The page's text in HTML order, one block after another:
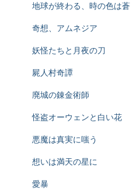
地球が終わる、時の色は蒼
奇想、アムネジア
妖怪たちと月夜の刀
屍人村奇譚
廃城の錬金術師
怪盗オーウェンと白い花
悪魔は真実に嗤う
想いは満天の星に
愛暴